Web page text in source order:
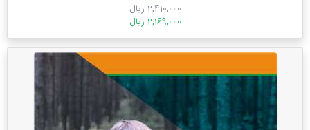
2,410,000 ریال
2,169,000 ریال